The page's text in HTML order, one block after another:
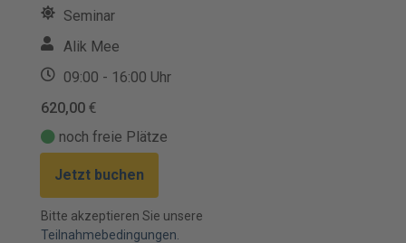
Seminar
Alik Mee
09:00 - 16:00 Uhr
620,00 €
noch freie Plätze
Jetzt buchen
Bitte akzeptieren Sie unsere
Teilnahmebedingungen.